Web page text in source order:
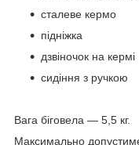
сталеве кермо
підніжка
дзвіночок на кермі
сидіння з ручкою
Вага біговела — 5,5 кг.
Максимально